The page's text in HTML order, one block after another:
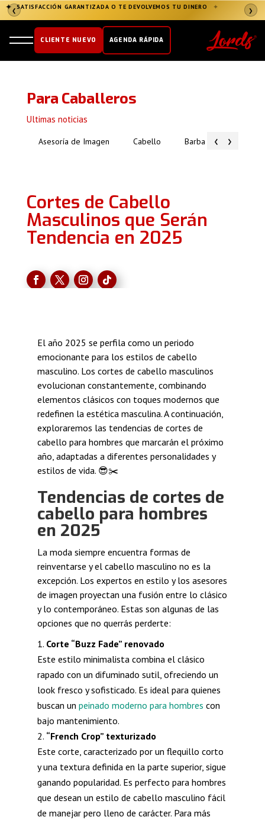
❮ ❯
✦ SATISFACCIÓN GARANTIZADA O TE DEVOLVEMOS TU DINERO ✦
CLIENTE NUEVO AGENDA RÁPIDA
Para Caballeros
Ultimas noticias
‹
Asesoría de Imagen Cabello Barba Piel
›
Cortes de Cabello
Masculinos que Serán
Tendencia en 2025
El año 2025 se perfila como un periodo
emocionante para los estilos de cabello
masculino. Los cortes de cabello masculinos
evolucionan constantemente, combinando
elementos clásicos con toques modernos que
redefinen la estética masculina. A continuación,
exploraremos las tendencias de cortes de
cabello para hombres que marcarán el próximo
año, adaptadas a diferentes personalidades y
estilos de vida. 😎✂️
Tendencias de cortes de
cabello para hombres
en 2025
La moda siempre encuentra formas de
reinventarse y el cabello masculino no es la
excepción. Los expertos en estilo y los asesores
de imagen proyectan una fusión entre lo clásico
y lo contemporáneo. Estas son algunas de las
opciones que no querrás perderte:
Corte “Buzz Fade” renovado
Este estilo minimalista combina el clásico
rapado con un difuminado sutil, ofreciendo un
look fresco y sofisticado. Es ideal para quienes
buscan un peinado moderno para hombres con
bajo mantenimiento.
“French Crop” texturizado
Este corte, caracterizado por un flequillo corto
y una textura definida en la parte superior, sigue
ganando popularidad. Es perfecto para hombres
que desean un estilo de cabello masculino fácil
de manejar pero lleno de carácter. Para más